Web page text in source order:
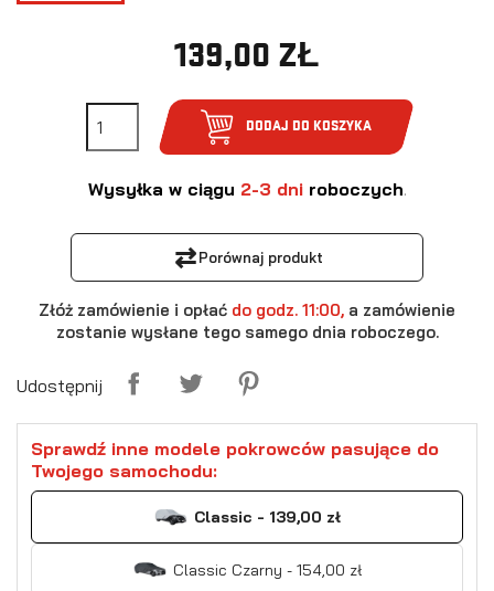
139,00 ZŁ
DODAJ DO KOSZYKA
Wysyłka w ciągu 2-3 dni roboczych.
⇄ Porównaj produkt
Złóż zamówienie i opłać do godz. 11:00, a zamówienie
zostanie wysłane tego samego dnia roboczego.
Udostępnij
Sprawdź inne modele pokrowców pasujące do
Twojego samochodu:
Classic - 139,00 zł
Classic Czarny - 154,00 zł